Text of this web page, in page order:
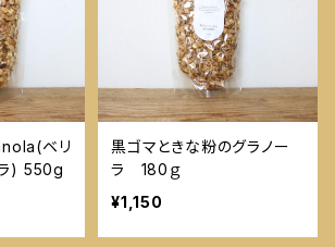
ベリ
) 550g
黒ゴマときな粉のグラノー
ラ 180ｇ
¥1,150